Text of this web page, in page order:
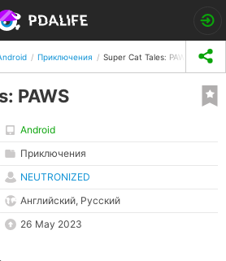
Приключения Super Cat Tales: PAWS
PAWS
Android
Приключения
NEUTRONIZED
Английский, Русский
26 May 2023